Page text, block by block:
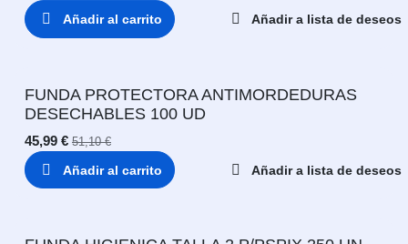
Añadir al carrito Añadir a lista de deseos
FUNDA PROTECTORA ANTIMORDEDURAS
DESECHABLES 100 UD
45,99 € 51,10€
Añadir al carrito Añadir a lista de deseos